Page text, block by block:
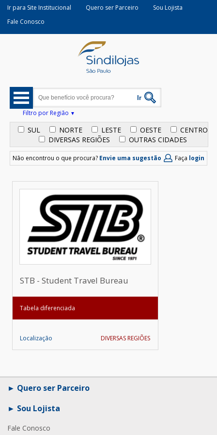
Ir para Site Institucional Quero ser Parceiro
Sou Lojista
Fale Conosco
Filtro por Região
SUL NORTE LESTE OESTE
CENTRO
DIVERSAS REGIÕES
OUTRAS CIDADES
Não encontrou o que procura? Envie uma sugestão Faça login
STB - Student Travel Bureau
Tabela diferenciada
Localização DIVERSAS REGIÕES
Quero ser Parceiro
Sou Lojista
Fale Conosco